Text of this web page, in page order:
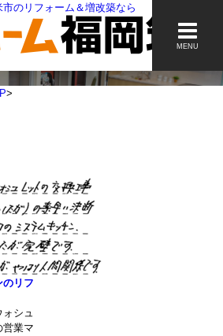
のリフォーム＆増改築なら
MENU
>
のリフ
シュ
営業マ